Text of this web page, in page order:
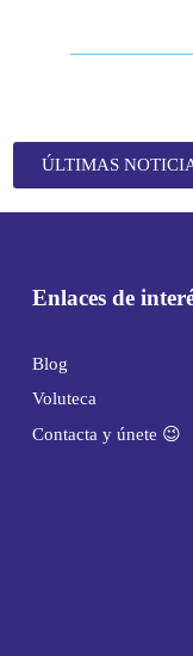
ÚLTIMAS
Enlaces de
Blog
Voluteca
Contacta y únete 😉